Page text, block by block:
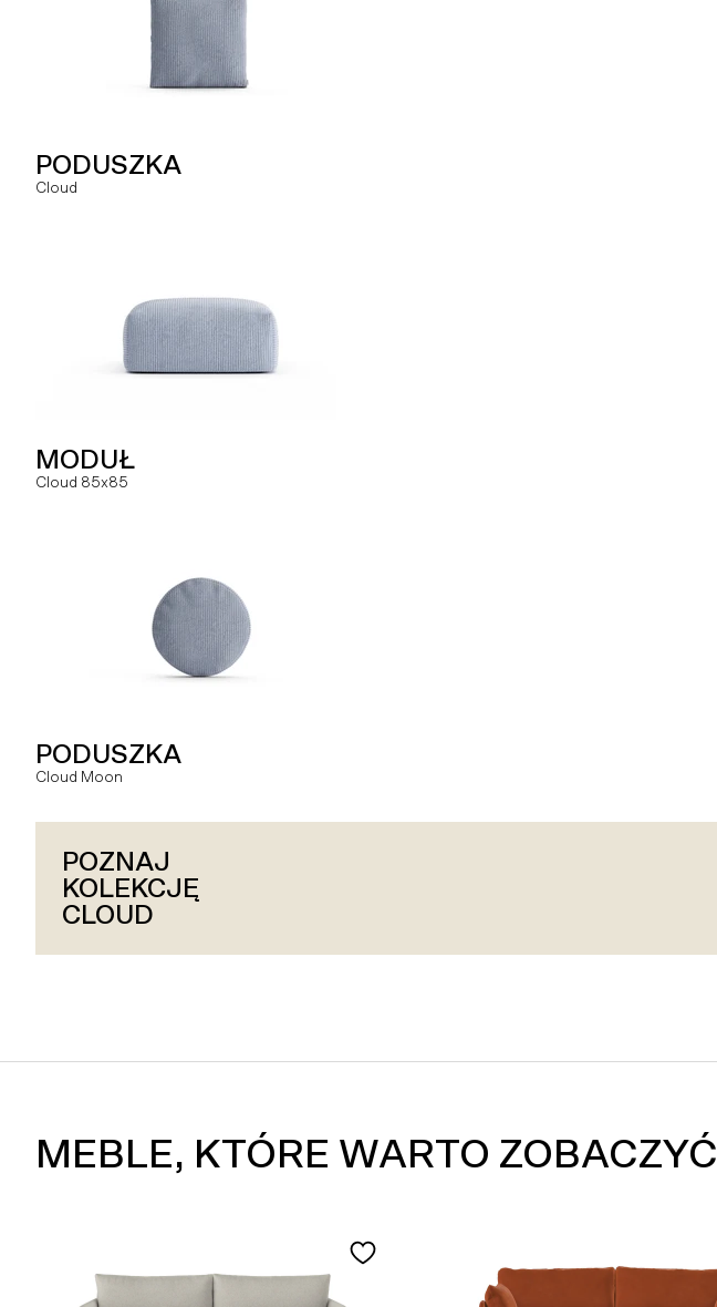
PODUSZKA
Cloud
MODUŁ
Cloud 85x85
PODUSZKA
Cloud Moon
POZNAJ
KOLEKCJĘ
CLOUD
Hug
Hug You
Hug
KOLEKCJĘ
HUG
MODUŁ
Slay MLO
MODUŁ
Slay MR
MODUŁ
Slay MRO
POZNAJ
KOLEKCJĘ
SLAY
MEBLE, KTÓRE WARTO ZOBACZYĆ